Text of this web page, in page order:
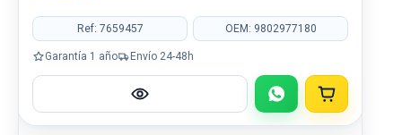
Ref: 7659457 OEM: 9802977180
Garantía 1 año Envío 24-48h